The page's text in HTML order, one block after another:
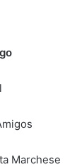
Marchese